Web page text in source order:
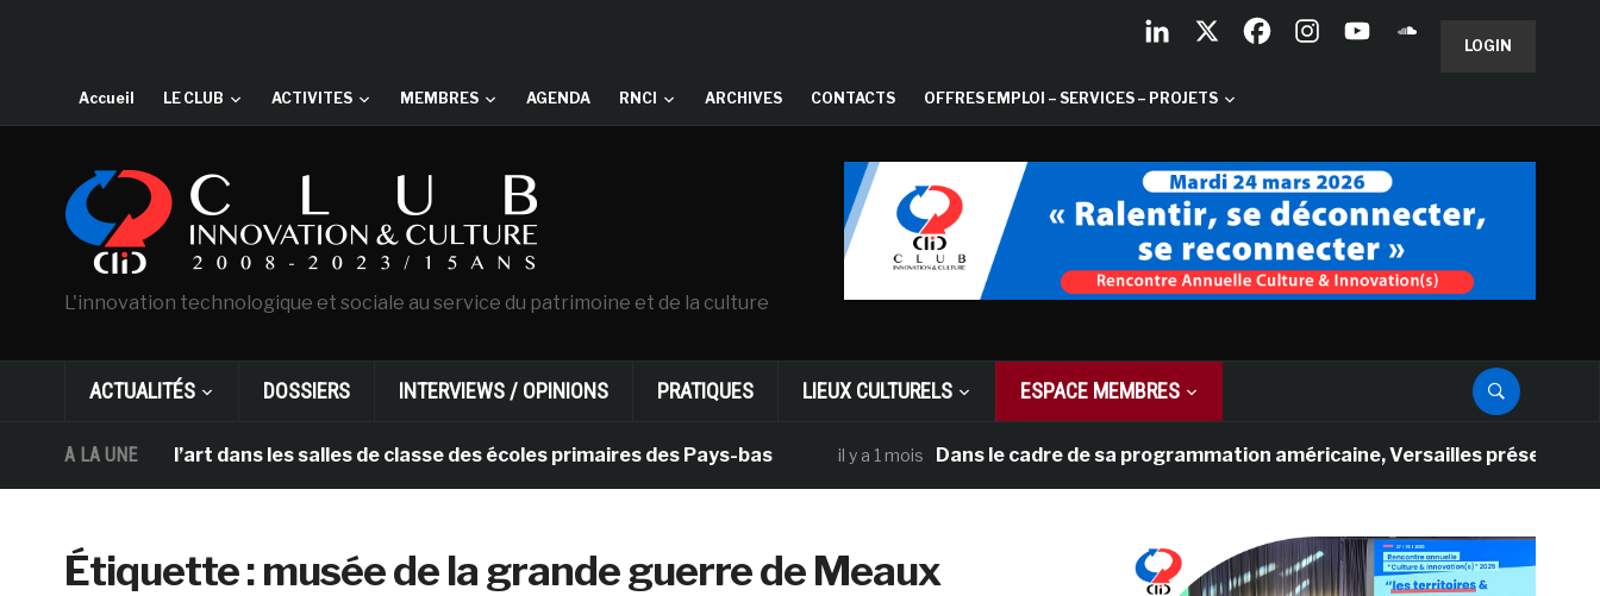
LOGIN
Accueil LE CLUB ACTIVITES MEMBRES AGENDA RNCI ARCHIVES CONTACTS OFFRES EMPLOI – SERVICES – PROJETS
L'innovation technologique et sociale au service du patrimoine et de la culture
ACTUALITÉS DOSSIERS INTERVIEWS / OPINIONS PRATIQUES LIEUX CULTURELS ESPACE MEMBRES
A LA UNEl’art dans les salles de classe des écoles primaires des Pays-bas il y a 1 mois Dans le cadre de sa programmation américaine, Versailles présente une
Étiquette :musée de la grande guerre de Meaux